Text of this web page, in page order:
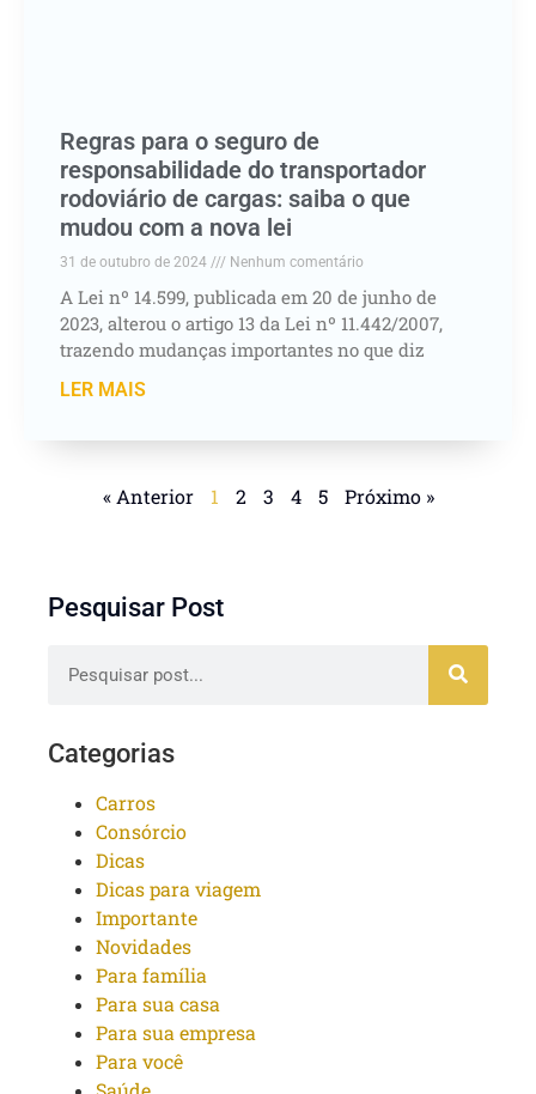
Regras para o seguro de
responsabilidade do transportador
rodoviário de cargas: saiba o que
mudou com a nova lei
31 de outubro de 2024 Nenhum comentário
A Lei nº 14.599, publicada em 20 de junho de
2023, alterou o artigo 13 da Lei nº 11.442/2007,
trazendo mudanças importantes no que diz
LER MAIS
« Anterior 1 2 3 4 5 Próximo »
Pesquisar Post
Categorias
Carros
Consórcio
Dicas
Dicas para viagem
Importante
Novidades
Para família
Para sua casa
Para sua empresa
Para você